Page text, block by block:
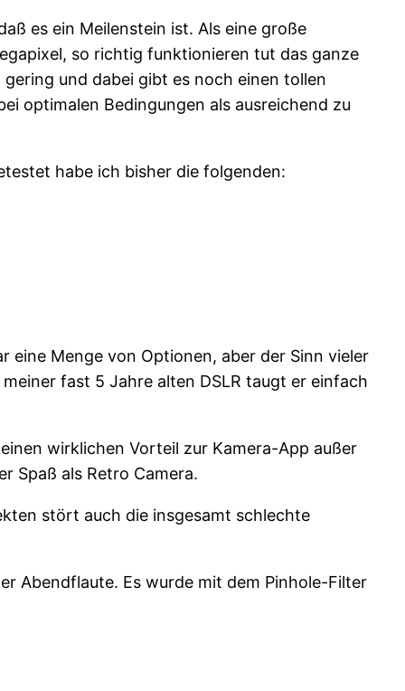
es ein Meilenstein ist. Als eine große
so richtig funktionieren tut das ganze
und dabei gibt es noch einen tollen
optimalen Bedingungen als ausreichend zu
habe ich bisher die folgenden:
eine Menge von Optionen, aber der Sinn vieler
fast 5 Jahre alten DSLR taugt er einfach
wirklichen Vorteil zur Kamera-App außer
Spaß als Retro Camera.
stört auch die insgesamt schlechte
Abendflaute. Es wurde mit dem Pinhole-Filter